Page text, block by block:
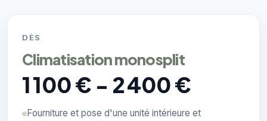
DÈS
Climatisation monosplit
1 100 € - 2 400 €
Fourniture et pose d'une unité intérieure et